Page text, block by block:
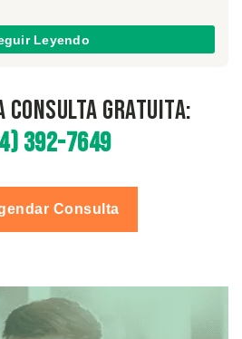
Leyendo
Consulta Gratuita:
392-7649
Consulta